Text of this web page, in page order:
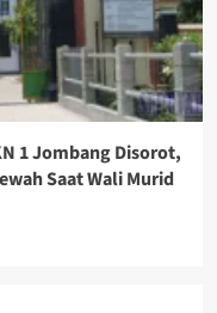
1 Jombang Disorot,
Saat Wali Murid